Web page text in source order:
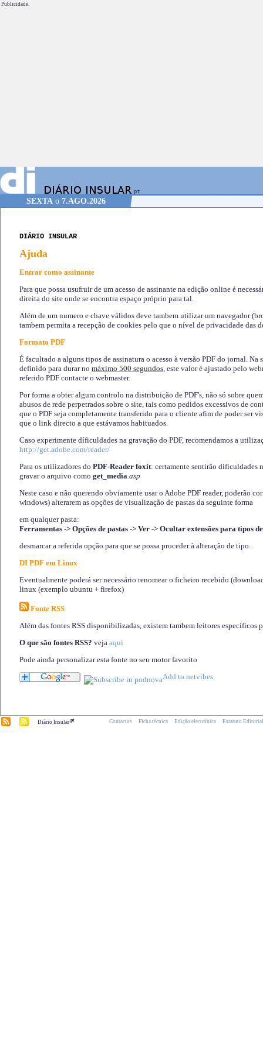
Publicidade.
SEXTA o 7.AGO.2026
DIÁRIO INSULAR
Ajuda
Entrar como assinante
Para que possa usufruir de um acesso de assinante na edição online é
direita do site onde se encontra espaço próprio para tal.
Além de um numero e chave válidos deve tambem utilizar um navegador
tambem permita a recepção de cookies pelo que o nível de privacidade das
Formato PDF
É facultado a alguns tipos de assinatura o acesso à versão PDF do jornal. Na
definido para durar no máximo 500 segundos, este valor é ajustado pelo
referido PDF contacte o webmaster.
Por forma a obter algum controlo na distribuição de PDF's, não só sobre
abusos de rede perpetrados sobre o site, tais como pedidos excessivos de
que o PDF seja completamente transferido para o cliente afim de poder ser
que o link directo a que estávamos habituados.
Caso experimente díficuldades na gravação do PDF, recomendamos a
http://get.adobe.com/reader/
Para os utilizadores do PDF-Reader foxit: certamente sentirão dificuldades
gravar o arquivo como get_media.asp
Neste caso e não querendo obviamente usar o Adobe PDF reader, poderão
windows) alterarem as opções de visualização de pastas da seguinte forma
em qualquer pasta:
Ferramentas -> Opções de pastas -> Ver -> Ocultar extensões para tipos
desmarcar a referida opção para que se possa proceder à alteração de tipo.
DI PDF em Linux
Eventualmente poderá ser necessário renomear o ficheiro recebido
linux (exemplo ubuntu + firefox)
Fonte RSS
Além das fontes RSS disponibilizadas, existem tambem leitores especificos
O que são fontes RSS? veja aqui
Pode ainda personalizar esta fonte no seu motor favorito
Diário Insular.pt Contactos Ficha técnica Edição electrónica Estatuto Editorial